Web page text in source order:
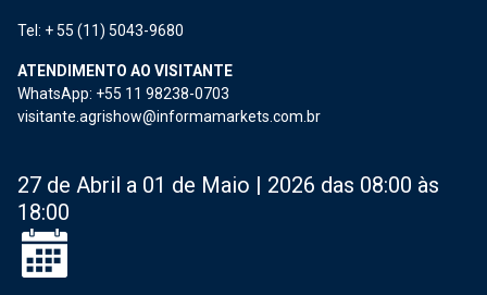
Tel: + 55 (11) 5043-9680
ATENDIMENTO AO VISITANTE
WhatsApp: +55 11 98238-0703
visitante.agrishow@informamarkets.com.br
27 de Abril a 01 de Maio | 2026 das 08:00 às
18:00